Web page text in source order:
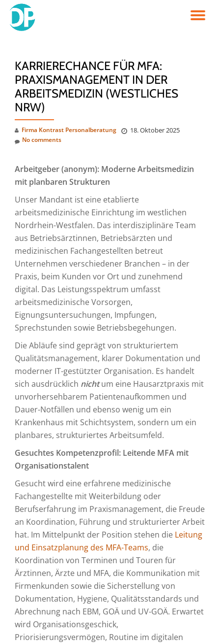
Skip
KARRIERECHANCE FÜR MFA:
PRAXISMANAGEMENT IN DER
ARBEITSMEDIZIN (WESTLICHES
NRW)
Firma Kontrast Personalberatung 18. Oktober 2025
No comments
Arbeitgeber (anonym): Moderne Arbeitsmedizin
mit planbaren Strukturen
Unser Mandant ist eine etablierte
arbeitsmedizinische Einrichtung im westlichen
Nordrhein-Westfalen. Das interdisziplinäre Team
aus Betriebsärztinnen, Betriebsärzten und
medizinischen Fachangestellten betreut
Unternehmen verschiedener Branchen – in der
Praxis, beim Kunden vor Ort und zunehmend
digital. Das Leistungsspektrum umfasst
arbeitsmedizinische Vorsorgen,
Eignungsuntersuchungen, Impfungen,
Sprechstunden sowie Betriebsbegehungen.
Die Abläufe sind geprägt von strukturiertem
Qualitätsmanagement, klarer Dokumentation und
moderner IT-gestützter Organisation. Es handelt
sich ausdrücklich nichtum eine Hausarztpraxis mit
unvorhersehbarem Patientenaufkommen und
Dauer-Notfällen und ebenso wenig um ein
Krankenhaus mit Schichtsystem, sondern um ein
planbares, strukturiertes Arbeitsumfeld.
Gesuchtes Kompetenzprofil: Leitende MFA mit
Organisationstalent
Gesucht wird eine erfahrene medizinische
Fachangestellte mit Weiterbildung oder
Berufserfahrung im Praxismanagement, die Freude
an Koordination, Führung und strukturierter Arbeit
hat. Im Mittelpunkt der Position stehen die Leitung
und Einsatzplanung des MFA-Teams, die
Koordination von Terminen und Touren für
Ärztinnen, Ärzte und MFA, die Kommunikation mit
Firmenkunden sowie die Sicherstellung von
Dokumentation, Hygiene, Qualitätsstandards und
Abrechnung nach EBM, GOÄ und UV-GOÄ. Erwartet
wird Organisationsgeschick,
Priorisierungsvermögen, Routine im digitalen